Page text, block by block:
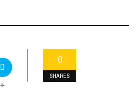
0
SHARES
+